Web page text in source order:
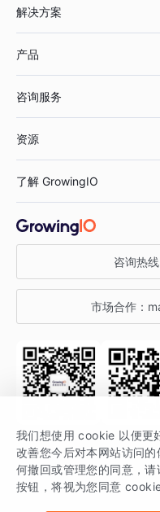
解决方案
鞋服行业
汽车行业
金融行业
产品
智能运营
获客分析
咨询服务
资源
增长公开课
增长博客
开发者文档
SDK 文档
场景指南
了解 GrowingIO
关于 GrowingIO
增长大会
行业活动
咨询热线
市场合作：
关注公众号 获取更多
GrowingIO 是专注于数据智能
我们想使用 cookie 以便更
改善您今后对本网站访问
何撤回或管理您的同意，请
按钮，将视为您同意 cookie